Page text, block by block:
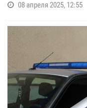
08 апреля 2025, 12:55